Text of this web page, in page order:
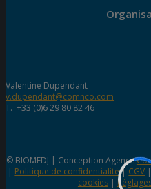
Valentine Dupendant
v.dupendant@comnco.com
T. +33 (0)6 29 80 82 46
© BIOMEDJ | Conception Agence
| Politique de confidentialité| CGV |
cookies|